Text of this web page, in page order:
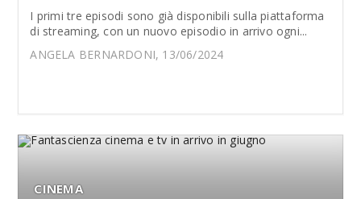
I primi tre episodi sono già disponibili sulla piattaforma
di streaming, con un nuovo episodio in arrivo ogni...
ANGELA BERNARDONI, 13/06/2024
CINEMA